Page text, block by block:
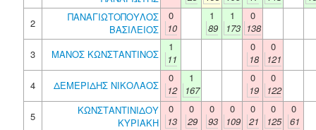
2
ΠΑΝΑΓΙΩΤΟΠΟΥΛΟΣ
ΒΑΣΙΛΕΙΟΣ
0
10
1
89
1
173
0
138
3
ΜΑΝΟΣ ΚΩΝΣΤΑΝΤΙΝΟΣ
1
11
0
18
0
121
4
ΔΕΜΕΡΙΔΗΣ ΝΙΚΟΛΑΟΣ
0
12
1
167
0
19
0
122
5
ΚΩΝΣΤΑΝΤΙΝΙΔΟΥ
ΚΥΡΙΑΚΗ
0
13
0
29
0
93
0
109
0
21
0
125
0
61